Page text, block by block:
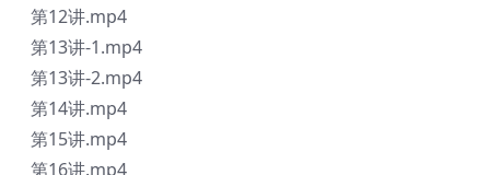
第12讲.mp4
第13讲-1.mp4
第13讲-2.mp4
第14讲.mp4
第15讲.mp4
第16讲.mp4